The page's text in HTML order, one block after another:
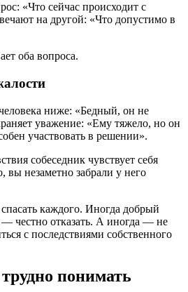
«Что сейчас происходит с
на другой: «Что допустимо в
оба вопроса.
ниже: «Бедный, он не
уважение: «Ему тяжело, но он
участвовать в решении».
собеседник чувствует себя
незаметно забрали у него
каждого. Иногда добрый
честно отказать. А иногда — не
с последствиями собственного
понимать